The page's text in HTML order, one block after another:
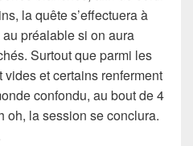
la quête s’effectuera à
au préalable si on aura
Surtout que parmi les
vides et certains renferment
confondu, au bout de 4
oh, la session se conclura.